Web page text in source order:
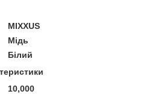
MIXXUS
Мідь
Білий
10,000